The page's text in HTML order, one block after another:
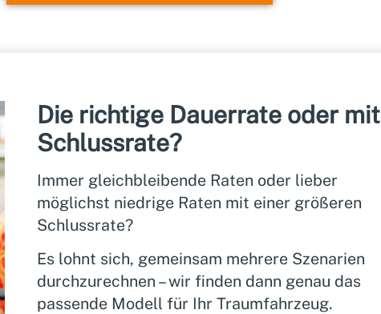
Die richtige Dauerrate oder mit
Schlussrate?
Immer gleichbleibende Raten oder lieber
möglichst niedrige Raten mit einer größeren
Schlussrate?
Es lohnt sich, gemeinsam mehrere Szenarien
durchzurechnen – wir finden dann genau das
passende Modell für Ihr Traumfahrzeug.